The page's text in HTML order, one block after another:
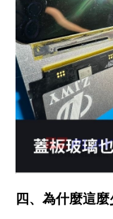
四、為什麼這